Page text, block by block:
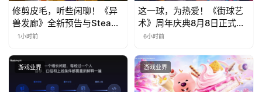
修剪皮毛，听些闲聊！《异
兽发廊》全新预告与Steam
免费试玩公开
1小时前
这一球，为热爱！《街球艺
术》周年庆典8月8日正式上
线，多重福利与全新内容同
6小时前
游戏业界 游戏业界